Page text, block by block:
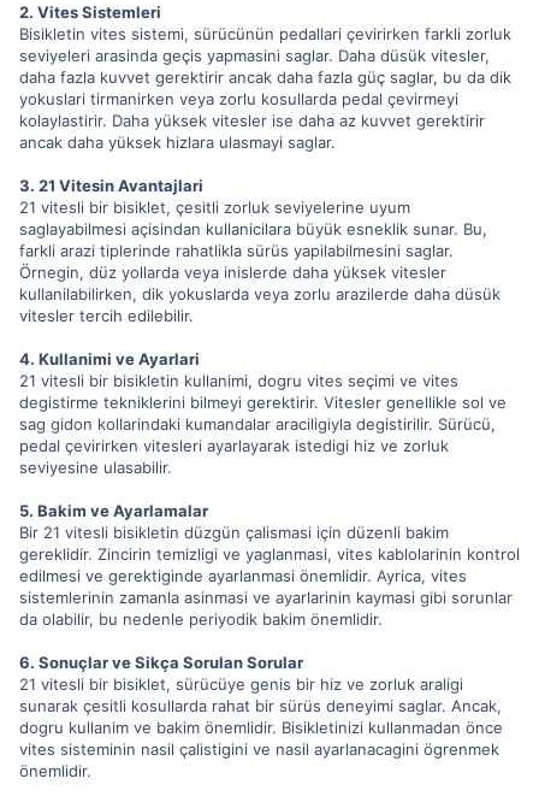
2. Vites Sistemleri
Bisikletin vites sistemi, sürücünün pedallari çevirirken farkli zorluk
seviyeleri arasinda geçis yapmasini saglar. Daha düsük vitesler,
daha fazla kuvvet gerektirir ancak daha fazla güç saglar, bu da dik
yokuslari tirmanirken veya zorlu kosullarda pedal çevirmeyi
kolaylastirir. Daha yüksek vitesler ise daha az kuvvet gerektirir
ancak daha yüksek hizlara ulasmayi saglar.
3. 21 Vitesin Avantajlari
21 vitesli bir bisiklet, çesitli zorluk seviyelerine uyum
saglayabilmesi açisindan kullanicilara büyük esneklik sunar. Bu,
farkli arazi tiplerinde rahatlikla sürüs yapilabilmesini saglar.
Örnegin, düz yollarda veya inislerde daha yüksek vitesler
kullanilabilirken, dik yokuslarda veya zorlu arazilerde daha düsük
vitesler tercih edilebilir.
4. Kullanimi ve Ayarlari
21 vitesli bir bisikletin kullanimi, dogru vites seçimi ve vites
degistirme tekniklerini bilmeyi gerektirir. Vitesler genellikle sol ve
sag gidon kollarindaki kumandalar araciligiyla degistirilir. Sürücü,
pedal çevirirken vitesleri ayarlayarak istedigi hiz ve zorluk
seviyesine ulasabilir.
5. Bakim ve Ayarlamalar
Bir 21 vitesli bisikletin düzgün çalismasi için düzenli bakim
gereklidir. Zincirin temizligi ve yaglanmasi, vites kablolarinin kontrol
edilmesi ve gerektiginde ayarlanmasi önemlidir. Ayrica, vites
sistemlerinin zamanla asinmasi ve ayarlarinin kaymasi gibi sorunlar
da olabilir, bu nedenle periyodik bakim önemlidir.
6. Sonuçlar ve Sikça Sorulan Sorular
21 vitesli bir bisiklet, sürücüye genis bir hiz ve zorluk araligi
sunarak çesitli kosullarda rahat bir sürüs deneyimi saglar. Ancak,
dogru kullanim ve bakim önemlidir. Bisikletinizi kullanmadan önce
vites sisteminin nasil çalistigini ve nasil ayarlanacagini ögrenmek
önemlidir.